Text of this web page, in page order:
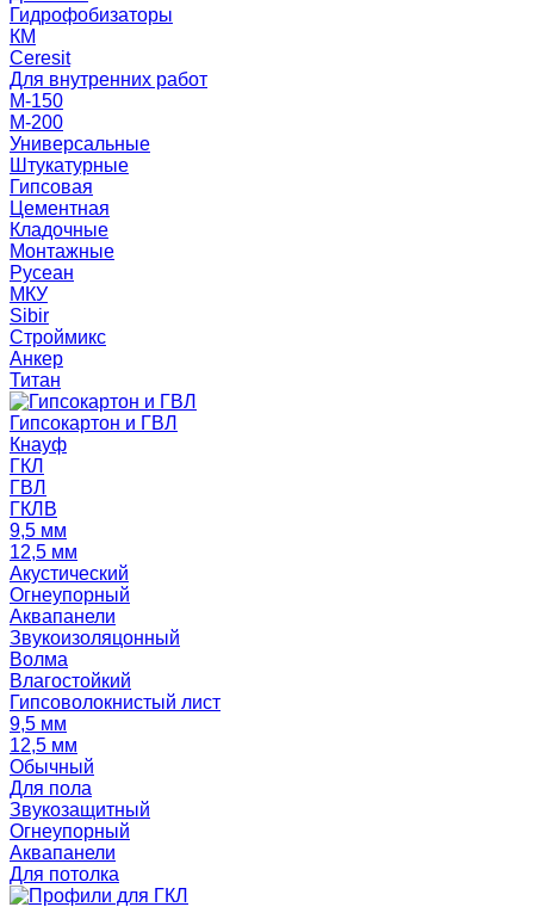
Гидрофобизаторы
КМ
Ceresit
Для внутренних работ
М-150
М-200
Универсальные
Штукатурные
Гипсовая
Цементная
Кладочные
Монтажные
Русеан
МКУ
Sibir
Строймикс
Анкер
Титан
Гипсокартон и ГВЛ
Кнауф
ГКЛ
ГВЛ
ГКЛВ
9,5 мм
12,5 мм
Акустический
Огнеупорный
Аквапанели
Звукоизоляцонный
Волма
Влагостойкий
Гипсоволокнистый лист
9,5 мм
12,5 мм
Обычный
Для пола
Звукозащитный
Огнеупорный
Аквапанели
Для потолка